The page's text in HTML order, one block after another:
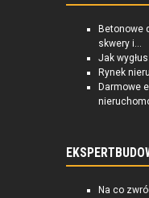
Betonowe
skwery i...
Jak
Rynek
Darmowe
Na co